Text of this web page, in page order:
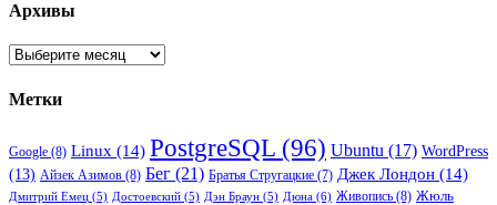
Архивы
Архивы
Метки
Google (8) Linux (14) PostgreSQL (96) Ubuntu (17) WordPress
(13) Айзек Азимов (8) Бег (21) Братья Стругацкие (7) Джек Лондон (14)
Дмитрий Емец (5) Достоевский (5) Дэн Браун (5) Дюна (6) Живопись (8) Жюль